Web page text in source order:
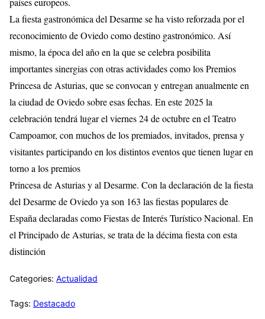
La fiesta gastronómica del Desarme se ha visto reforzada por el
reconocimiento de Oviedo como destino gastronómico. Así
mismo, la época del año en la que se celebra posibilita
importantes sinergias con otras actividades como los Premios
Princesa de Asturias, que se convocan y entregan anualmente en
la ciudad de Oviedo sobre esas fechas. En este 2025 la
celebración tendrá lugar el viernes 24 de octubre en el Teatro
Campoamor, con muchos de los premiados, invitados, prensa y
visitantes participando en los distintos eventos que tienen lugar en
torno a los premios
Princesa de Asturias y al Desarme. Con la declaración de la fiesta
del Desarme de Oviedo ya son 163 las fiestas populares de
España declaradas como Fiestas de Interés Turístico Nacional. En
el Principado de Asturias, se trata de la décima fiesta con esta
distinción
Categories: Actualidad
Tags: Destacado